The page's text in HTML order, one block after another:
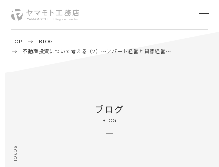
TOP
BLOG
不動産投資について考える（2）～アパート経営と貸家経営～
SCROLL
ブログ
BLOG